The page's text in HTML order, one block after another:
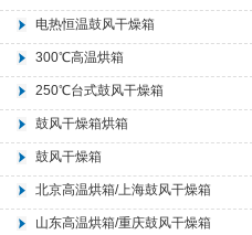
电热恒温鼓风干燥箱
300℃高温烘箱
250℃台式鼓风干燥箱
鼓风干燥箱烘箱
鼓风干燥箱
北京高温烘箱/上海鼓风干燥箱
山东高温烘箱/重庆鼓风干燥箱